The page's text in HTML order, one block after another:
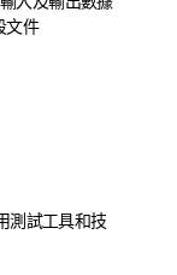
文件
測試工具和技